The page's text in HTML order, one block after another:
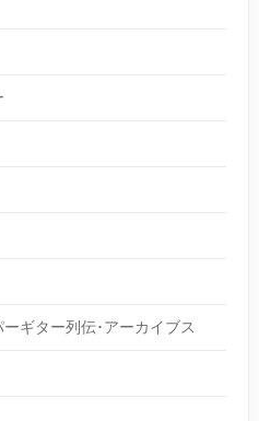
ギター列伝･アーカイブス